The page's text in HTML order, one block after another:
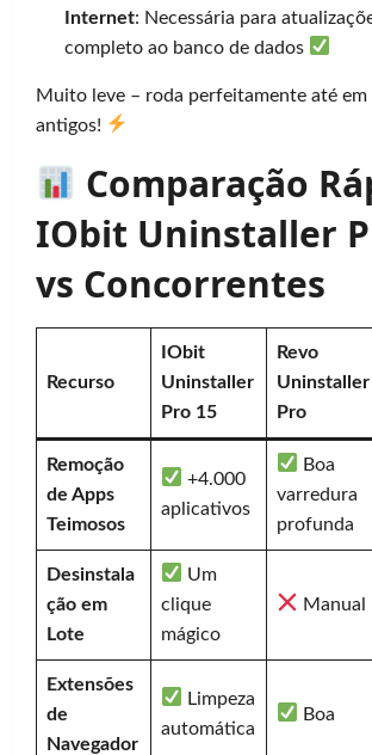
Internet: Necessária para
completo ao banco de dados
Muito leve – roda perfeitamente até em
antigos!
Comparação
IObit Uninstaller
vs Concorrentes
Recurso
IObit
Uninstaller
Pro 15
Revo
Uninstaller
Pro
Remoção
de Apps
Teimosos
+4.000
aplicativos
Boa
varredura
profunda
Desinstala
ção em
Lote
Um
clique
mágico
Manual
Extensões
de
Navegador
Limpeza
automática
Boa